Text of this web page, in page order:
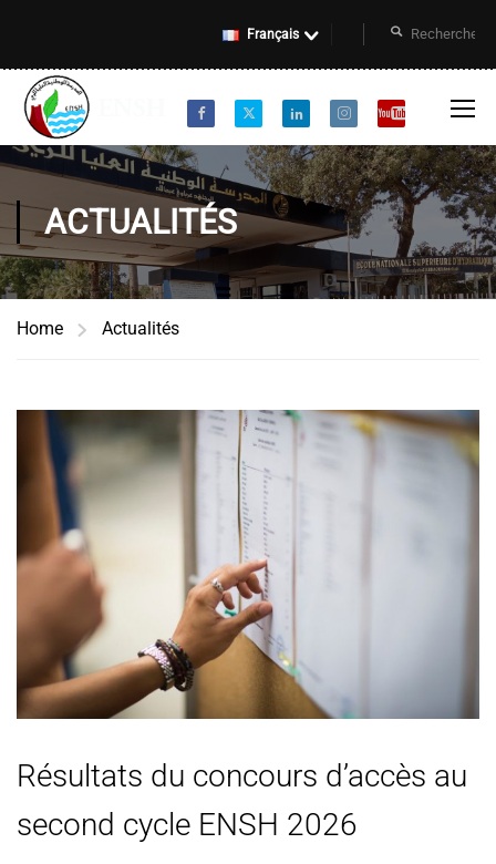
Français
ACTUALITÉS
Home Actualités
Résultats du concours d’accès au
second cycle ENSH 2026